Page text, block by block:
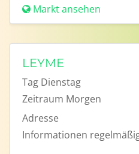
Markt ansehen
LEYME
Tag Dienstag
Zeitraum Morgen
Adresse
Informationen